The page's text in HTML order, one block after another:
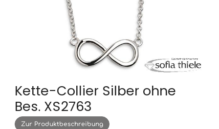
Kette-Collier Silber ohne
Bes. XS2763
Zur Produktbeschreibung